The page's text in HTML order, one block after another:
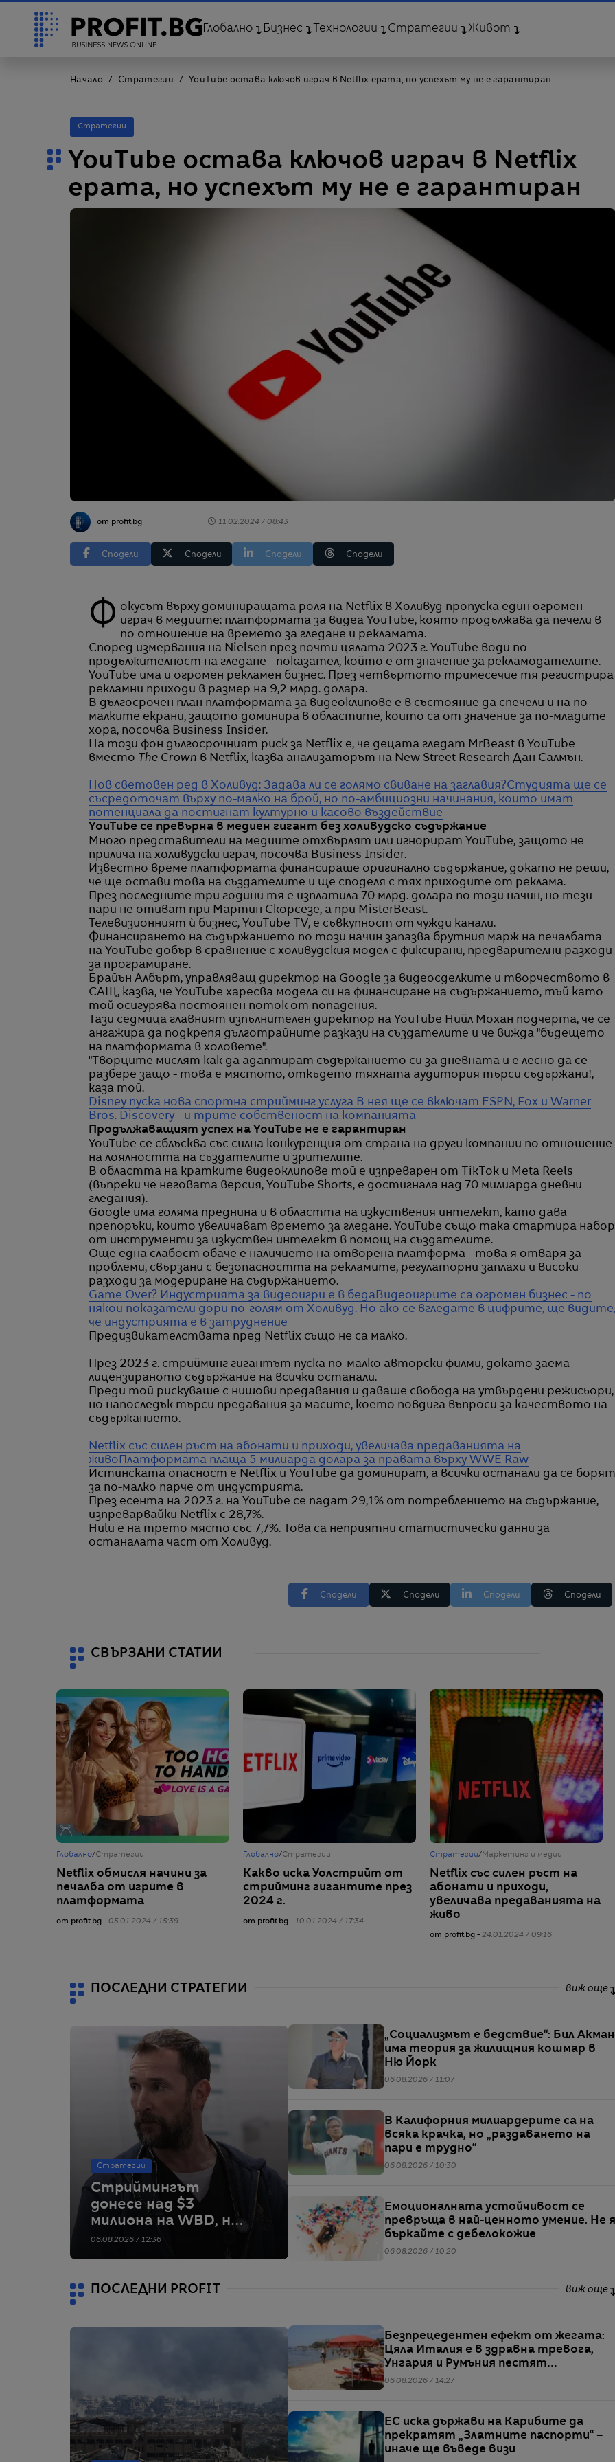
Глобално Бизнес Технологии Стратегии Живот
Начало Стратегии YouTube остава ключов играч в Netflix ерата, но успехът му не е гарантиран
Стратегии
YouTube остава ключов играч в Netflix
ерата, но успехът му не е гарантиран
от profit.bg 11.02.2024 / 08:43
Сподели Сподели Сподели Сподели
Фокусът върху доминиращата роля на Netflix в Холивуд пропуска един огромен играч в медиите: платформата за видеа YouTube, която продължава да печели в
по отношение на времето за гледане и рекламата.
Според измервания на Nielsen през почти цялата 2023 г. YouTube води по
продължителност на гледане - показател, който е от значение за рекламодателите.
YouTube има и огромен рекламен бизнес. През четвъртото тримесечие тя регистрира
рекламни приходи в размер на 9,2 млрд. долара.
В дългосрочен план платформата за видеоклипове е в състояние да спечели и на по-
малките екрани, защото доминира в областите, които са от значение за по-младите
хора, посочва Business Insider.
На този фон дългосрочният риск за Netflix е, че децата гледат MrBeast в YouTube
вместо The Crown в Netflix, казва анализаторът на New Street Research Дан Салмън.
Нов световен ред в Холивуд: Задава ли се голямо свиване на заглавия?Студията ще се
съсредоточат върху по-малко на брой, но по-амбициозни начинания, които имат
потенциала да постигнат културно и касово въздействие
YouTube се превърна в медиен гигант без холивудско съдържание
Много представители на медиите отхвърлят или игнорират YouTube, защото не
прилича на холивудски играч, посочва Business Insider.
Известно време платформата финансираше оригинално съдържание, докато не реши,
че ще остави това на създателите и ще споделя с тях приходите от реклама.
През последните три години тя е изплатила 70 млрд. долара по този начин, но тези
пари не отиват при Мартин Скорсезе, а при MisterBeast.
Телевизионният ѝ бизнес, YouTube TV, е съвкупност от чужди канали.
Финансирането на съдържанието по този начин запазва брутния марж на печалбата
на YouTube добър в сравнение с холивудския модел с фиксирани, предварителни разходи
за програмиране.
Брайън Албърт, управляващ директор на Google за видеосделките и творчеството в
САЩ, казва, че YouTube харесва модела си на финансиране на съдържанието, тъй като
той осигурява постоянен поток от попадения.
Тази седмица главният изпълнителен директор на YouTube Нийл Мохан подчерта, че се
ангажира да подкрепя дълготрайните разкази на създателите и че вижда "бъдещето
на платформата в холовете".
"Творците мислят как да адаптират съдържанието си за дневната и е лесно да се
разбере защо - това е мястото, откъдето тяхната аудитория търси съдържани!,
каза той.
Disney пуска нова спортна стрийминг услуга В нея ще се включат ESPN, Fox и Warner
Bros. Discovery - и трите собственост на компанията
Продължаващият успех на YouTube не е гарантиран
YouTube се сблъсква със силна конкуренция от страна на други компании по отношение
на лоялността на създателите и зрителите.
В областта на кратките видеоклипове той е изпреварен от TikTok и Meta Reels
(въпреки че неговата версия, YouTube Shorts, е достигнала над 70 милиарда дневни
гледания).
Google има голяма преднина и в областта на изкуствения интелект, като дава
препоръки, които увеличават времето за гледане. YouTube също така стартира набор
от инструменти за изкуствен интелект в помощ на създателите.
Още една слабост обаче е наличието на отворена платформа - това я отваря за
проблеми, свързани с безопасността на рекламите, регулаторни заплахи и високи
разходи за модериране на съдържанието.
Game Over? Индустрията за видеоигри е в бедаВидеоигрите са огромен бизнес - по
някои показатели дори по-голям от Холивуд. Но ако се вгледате в цифрите, ще видите,
че индустрията е в затруднение
Предизвикателствата пред Netflix също не са малко.
През 2023 г. стрийминг гигантът пуска по-малко авторски филми, докато заема
лицензираното съдържание на всички останали.
Преди той рискуваше с нишови предавания и даваше свобода на утвърдени режисьори,
но напоследък търси предавания за масите, което повдига въпроси за качеството на
съдържанието.
Netflix със силен ръст на абонати и приходи, увеличава предаванията на
живоПлатформата плаща 5 милиарда долара за правата върху WWE Raw
Истинската опасност е Netflix и YouTube да доминират, а всички останали да се борят
за по-малко парче от индустрията.
През есента на 2023 г. на YouTube се падат 29,1% от потреблението на съдържание,
изпреварвайки Netflix с 28,7%.
Hulu е на трето място със 7,7%. Това са неприятни статистически данни за
останалата част от Холивуд.
Сподели Сподели Сподели Сподели
СВЪРЗАНИ СТАТИИ
Глобално/Стратегии
Netflix обмисля начини за
печалба от игрите в
платформата
от profit.bg - 05.01.2024 / 15:39
Глобално/Стратегии
Какво иска Уолстрийт от
стрийминг гигантите през
2024 г.
от profit.bg - 10.01.2024 / 17:34
Стратегии/Маркетинг и медии
Netflix със силен ръст на
абонати и приходи,
увеличава предаванията на
живо
от profit.bg - 24.01.2024 / 09:16
ПОСЛЕДНИ СТРАТЕГИИ виж още
Стратегии
Стриймингът
донесе над $3
милиона на WBD, но
цената на акциите
06.08.2026 / 12:36
„Социализмът е бедствие“: Бил Акман
има теория за жилищния кошмар в
Ню Йорк
06.08.2026 / 11:07
В Калифорния милиардерите са на
всяка крачка, но „раздаването на
пари е трудно“
06.08.2026 / 10:30
Емоционалната устойчивост се
превръща в най-ценното умение. Не я
бъркайте с дебелокожие
06.08.2026 / 10:20
ПОСЛЕДНИ PROFIT виж още
Безпрецедентен ефект от жегата:
Цяла Италия е в здравна тревога,
Унгария и Румъния пестят
електричество
06.08.2026 / 14:27
ЕС иска държави на Карибите да
прекратят „Златните паспорти“ –
иначе ще въведе визи